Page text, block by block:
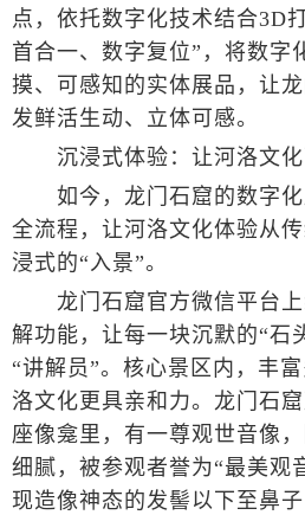
点，依托数字化技术结合3D
首合一、数字复位”，将数字
摸、可感知的实体展品，让
发鲜活生动、立体可感。
沉浸式体验：让河洛文化
如今，龙门石窟的数字化
全流程，让河洛文化体验从
浸式的“入景”。
龙门石窟官方微信平台上
解功能，让每一块沉默的“石
“讲解员”。核心景区内，丰
洛文化更具亲和力。龙门石
座像龛里，有一尊观世音像
细腻，被参观者誉为“最美观
现造像神态的发髻以下至鼻